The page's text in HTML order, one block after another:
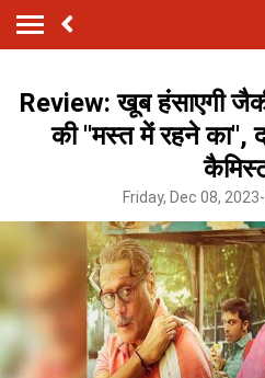
Review: खूब हंसाएगी
की ''मस्त में रहने का'',
Friday, Dec 08,